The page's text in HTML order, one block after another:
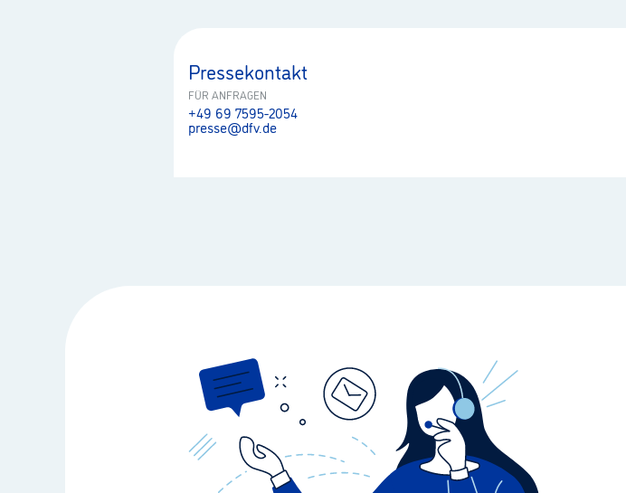
Pressekontakt
FÜR ANFRAGEN
+49 69 7595-2054
presse@dfv.de